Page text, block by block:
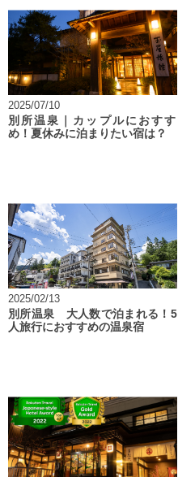
2025/07/10
別所温泉｜カップルにおすす
め！夏休みに泊まりたい宿は？
2025/02/13
別所温泉 大人数で泊まれる！5
人旅行におすすめの温泉宿